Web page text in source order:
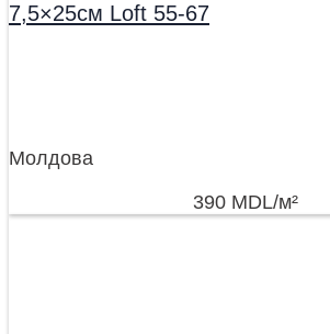
7,5×25см Loft 55-67
Молдова
390 MDL/м²